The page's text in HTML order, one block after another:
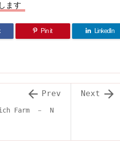
ます
Pin it LinkedIn

Next
Farm － N
 Prev